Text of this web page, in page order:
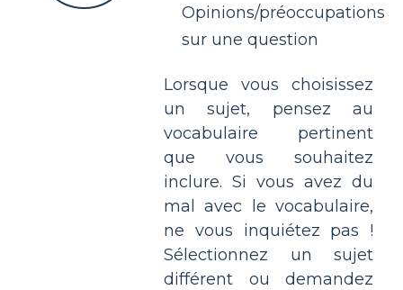
Opinions/préoccupations
sur une question
Lorsque vous choisissez
un sujet, pensez au
vocabulaire pertinent
que vous souhaitez
inclure. Si vous avez du
mal avec le vocabulaire,
ne vous inquiétez pas !
Sélectionnez un sujet
différent ou demandez